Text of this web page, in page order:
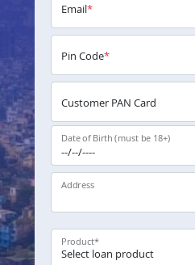
Email*
Pin Code*
Customer PAN Card
Date of Birth (must be 18+)
Address
Product*